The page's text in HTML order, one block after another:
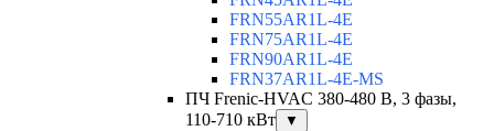
FRN55AR1L-4E
FRN75AR1L-4E
FRN90AR1L-4E
FRN37AR1L-4E-MS
ПЧ Frenic-HVAC 380-480 В, 3 фазы,
110-710 кВт
▼